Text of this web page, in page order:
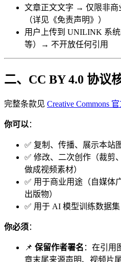
文章正文文字 → 仅限非商
（详见《免责声明》）
用户上传到 UNILINK 系
等）→ 不开放任何引用
二、CC BY 4.0 协议
完整条款见 Creative Commons
你可以：
✅ 复制、传播、展示本站
✅ 修改、二次创作（裁剪
做成视频素材）
✅ 用于商业用途（自媒体
出版物）
✅ 用于 AI 模型训练数据集
你必须：
📌 保留作者署名 ：在引用
章末尾来源声明、视频片